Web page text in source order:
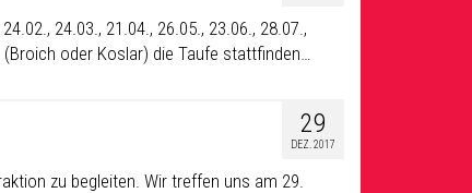
24.03., 21.04., 26.05., 23.06., 28.07.,
(Broich oder Koslar) die Taufe stattfinden…
29
DEZ. 2017
zu begleiten. Wir treffen uns am 29.